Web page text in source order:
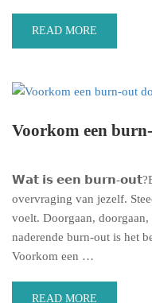
READ MORE
Voorkom een
𝗪𝗮𝘁 𝗶𝘀 𝗲𝗲𝗻 𝗯𝘂𝗿𝗻-
overvraging van jezelf.
voelt. Doorgaan,
naderende burn-out is het
Voorkom een …
READ MORE